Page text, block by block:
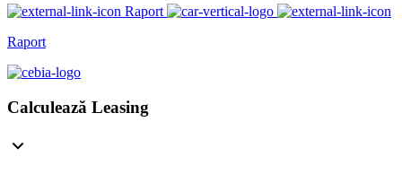
Raport
Raport
Calculează Leasing